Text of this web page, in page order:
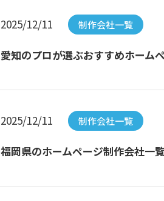
2025/12/11 制作会社一覧
愛知のプロが選ぶおすすめホーム
2025/12/11 制作会社一覧
福岡県のホームページ制作会社一